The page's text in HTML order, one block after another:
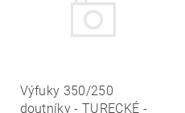
Výfuky 350/250
doutníky - TURECKÉ -